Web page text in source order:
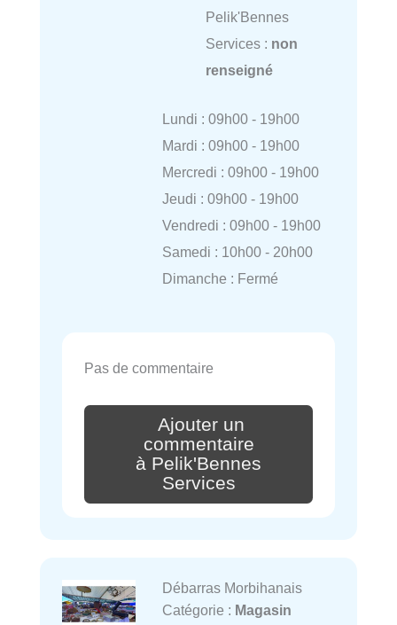
Pelik'Bennes
Services : non
renseigné
Lundi : 09h00 - 19h00
Mardi : 09h00 - 19h00
Mercredi : 09h00 - 19h00
Jeudi : 09h00 - 19h00
Vendredi : 09h00 - 19h00
Samedi : 10h00 - 20h00
Dimanche : Fermé
Pas de commentaire
Ajouter un
commentaire
à Pelik'Bennes
Services
Débarras Morbihanais
Catégorie : Magasin